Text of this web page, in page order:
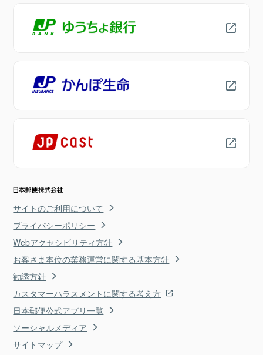
サイトのご利用について
プライバシーポリシー
Webアクセシビリティ方針
お客さま本位の業務運営に関する基本方針
勧誘方針
カスタマーハラスメントに関する考え方
日本郵便公式アプリ一覧
ソーシャルメディア
サイトマップ